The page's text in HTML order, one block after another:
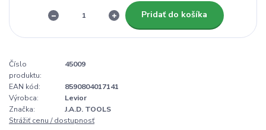
Pridať do košíka
Číslo
produktu:
45009
EAN kód:
8590804017141
Výrobca:
Levior
Značka:
J.A.D. TOOLS
Strážiť cenu / dostupnosť